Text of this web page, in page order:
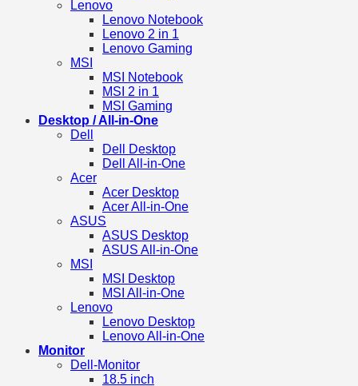
Lenovo
Lenovo Notebook
Lenovo 2 in 1
Lenovo Gaming
MSI
MSI Notebook
MSI 2 in 1
MSI Gaming
Desktop / All-in-One
Dell
Dell Desktop
Dell All-in-One
Acer
Acer Desktop
Acer All-in-One
ASUS
ASUS Desktop
ASUS All-in-One
MSI
MSI Desktop
MSI All-in-One
Lenovo
Lenovo Desktop
Lenovo All-in-One
Monitor
Dell-Monitor
18.5 inch